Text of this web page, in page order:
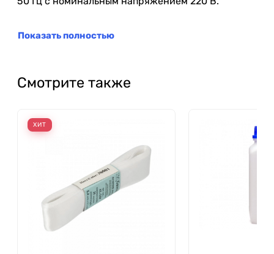
Показать полностью
Смотрите также
ХИТ